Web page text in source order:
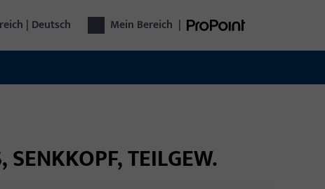
| Deutsch Mein Bereich |
TEILGEW.